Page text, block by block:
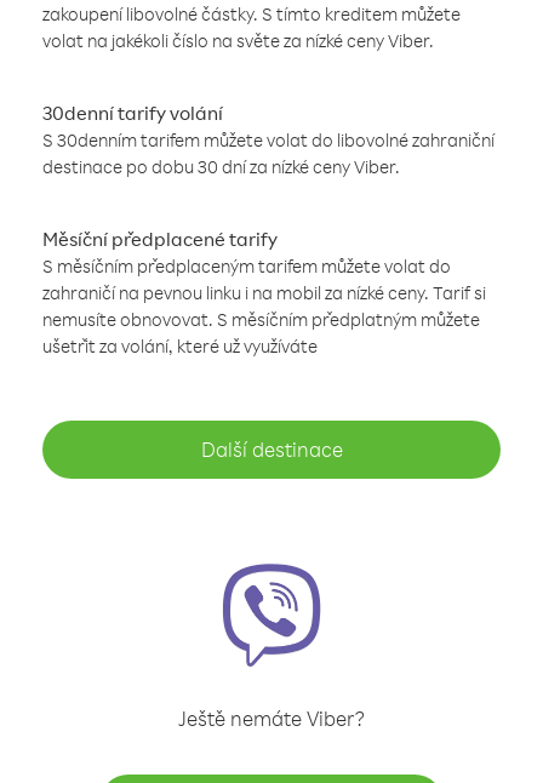
zakoupení libovolné částky. S tímto kreditem můžete
volat na jakékoli číslo na světe za nízké ceny Viber.
30denní tarify volání
S 30denním tarifem můžete volat do libovolné zahraniční
destinace po dobu 30 dní za nízké ceny Viber.
Měsíční předplacené tarify
S měsíčním předplaceným tarifem můžete volat do
zahraničí na pevnou linku i na mobil za nízké ceny. Tarif si
nemusíte obnovovat. S měsíčním předplatným můžete
ušetřit za volání, které už využíváte
Další destinace
Ještě nemáte Viber?